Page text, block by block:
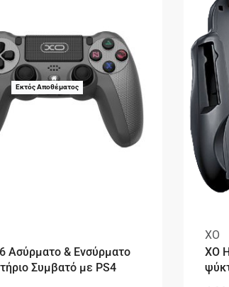
Εκτός Αποθέματος
Ασύρματο & Ενσύρματο
Συμβατό με PS4
XO
XO